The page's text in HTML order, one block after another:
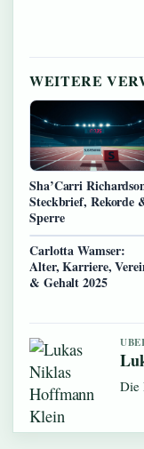
WEITERE
Sha’Carri
Steckbrief, Rekorde
Sperre
Carlotta Wamser:
Alter, Karriere,
& Gehalt 2025
Die